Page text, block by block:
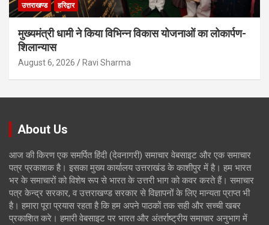
उत्तराखण्ड हरिद्वार
मुख्यमंत्री धामी ने किया विभिन्न विकास योजनाओं का लोकार्पण-
शिलान्यास
August 6, 2026 Ravi Sharma
About Us
आज की किरण एक समर्पित हिंदी (देवनागरी) समाचार वेबसाइट और एक समाचार
पत्र प्रकाशक है। इसका मुख्य कार्यालय उत्तराखंड के काशीपुर में है। हम भारत
भर के समाचारों को विशेष रूप से भारत के उत्तरी भाग को कवर करते हैं। समाचार
पत्र केन्द्र सरकार, व उत्तराखण्ड सरकार से विज्ञापनों के लिए मान्यता प्राप्त भी
है। हमारा पूरा प्रयास रहता है कि हम अपने पाठकों तक सही और सच्ची खबर
प्रकाशित करे। हमारी वेबसाइट पर भारत और अंतर्राष्ट्रीय समाचार अनुभाग में